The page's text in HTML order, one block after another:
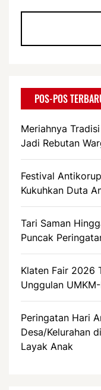
POS-POS
Meriahnya
Jadi Rebutan
Festival
Kukuhkan Duta
Tari Saman
Puncak
Klaten Fair 2026
Unggulan
Peringatan Hari
Desa/Kelurahan
Layak Anak